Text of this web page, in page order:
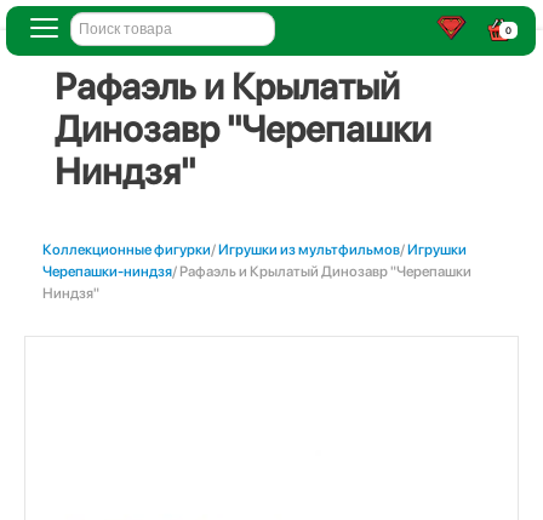
0
Рафаэль и Крылатый
Динозавр "Черепашки
Ниндзя"
Коллекционные фигурки/Игрушки из мультфильмов/Игрушки
Черепашки-ниндзя/ Рафаэль и Крылатый Динозавр "Черепашки
Ниндзя"